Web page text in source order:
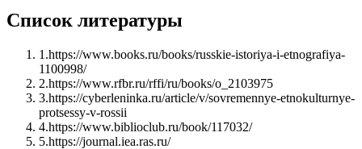
Список литературы
1 .https://www.books.ru/books/russkie-istoriya-i-etnografiya-
1100998/
2.https://www.rfbr.ru/rffi/ru/books/o_2103975
3.https://cyberleninka.ru/article/v/sovremennye-etnokulturnye-
protsessy-v-rossii
4.https://www.biblioclub.ru/book/117032/
5.https://journal.iea.ras.ru/